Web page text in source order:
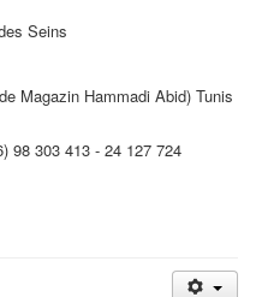
Seins
Magazin Hammadi Abid) Tunis
98 303 413 - 24 127 724